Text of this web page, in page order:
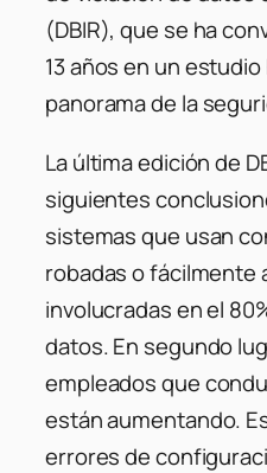
(DBIR), que se ha
13 años en un
panorama de la
La última edición de
siguientes
sistemas que usan
robadas o fácilmente
involucradas en el
datos. En segundo
empleados que
están aumentando.
errores de